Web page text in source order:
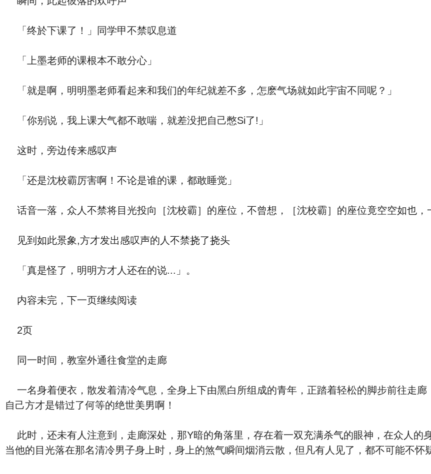
「终於下课了！」同学甲不禁叹息道
「上墨老师的课根本不敢分心」
「就是啊，明明墨老师看起来和我们的年纪就差不多，怎麽气场就如此宇宙不同呢？」
「你别说，我上课大气都不敢喘，就差没把自己憋Si了!」
这时，旁边传来感叹声
「还是沈校霸厉害啊！不论是谁的课，都敢睡觉」
话音一落，众人不禁将目光投向［沈校霸］的座位，不曾想，［沈校霸］的座位竟空空如也，
见到如此景象,方才发出感叹声的人不禁挠了挠头
「真是怪了，明明方才人还在的说...」。
内容未完，下一页继续阅读
2页
同一时间，教室外通往食堂的走廊
一名身着便衣，散发着清冷气息，全身上下由黑白所组成的青年，正踏着轻松的脚步前往走廊
自己方才是错过了何等的绝世美男啊！
此时，还未有人注意到，走廊深处，那Y暗的角落里，存在着一双充满杀气的眼神，在众人的
当他的目光落在那名清冷男子身上时，身上的煞气瞬间烟消云散，但凡有人见了，都不可能不怀